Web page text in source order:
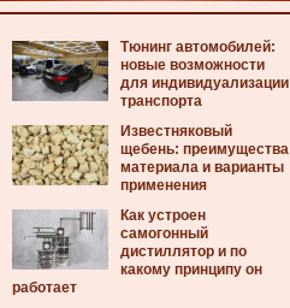
Тюнинг автомобилей:
новые возможности
для индивидуализации
транспорта
Известняковый
щебень: преимущества
материала и варианты
применения
Как устроен
самогонный
дистиллятор и по
какому принципу он
работает